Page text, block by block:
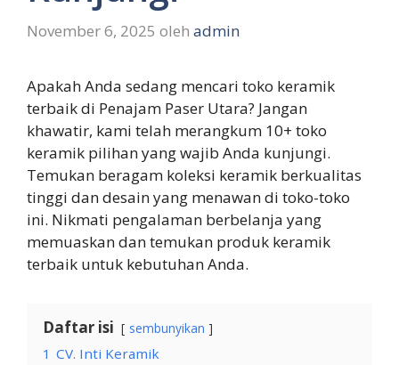
November 6, 2025 oleh admin
Apakah Anda sedang mencari toko keramik
terbaik di Penajam Paser Utara? Jangan
khawatir, kami telah merangkum 10+ toko
keramik pilihan yang wajib Anda kunjungi.
Temukan beragam koleksi keramik berkualitas
tinggi dan desain yang menawan di toko-toko
ini. Nikmati pengalaman berbelanja yang
memuaskan dan temukan produk keramik
terbaik untuk kebutuhan Anda.
Daftar isi sembunyikan
1 CV. Inti Keramik